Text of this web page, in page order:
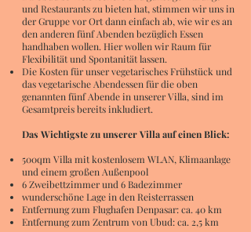
und Restaurants zu bieten hat, stimmen wir uns in
der Gruppe vor Ort dann einfach ab, wie wir es an
den anderen fünf Abenden bezüglich Essen
handhaben wollen. Hier wollen wir Raum für
Flexibilität und Spontanität lassen.
Die Kosten für unser vegetarisches Frühstück und
das vegetarische Abendessen für die oben
genannten fünf Abende in unserer Villa, sind im
Gesamtpreis bereits inkludiert.
Das Wichtigste zu unserer Villa auf einen Blick:
500qm Villa mit kostenlosem WLAN, Klimaanlage
und einem großen Außenpool
6 Zweibettzimmer und 6 Badezimmer
wunderschöne Lage in den Reisterrassen
Entfernung zum Flughafen Denpasar: ca. 40 km
Entfernung zum Zentrum von Ubud: ca. 2,5 km